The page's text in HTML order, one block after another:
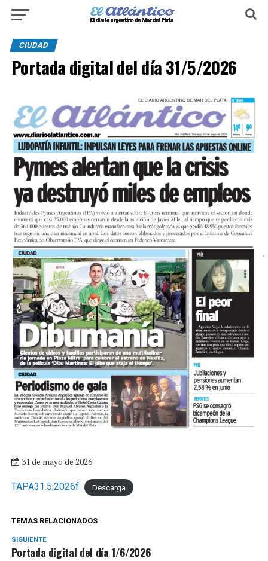
CIUDAD
Portada digital del día 31/5/2026
31 de mayo de 2026
TAPA31.5.2026f Descarga
TEMAS RELACIONADOS
SIGUIENTE
Portada digital del día 1/6/2026